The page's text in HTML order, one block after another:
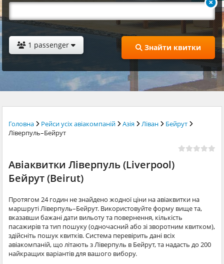
1 passenger Знайти квитки
Головна Рейси усіх авіакомпаній Азія Ліван
Бейрут
Ліверпуль–Бейрут
Авіаквитки Ліверпуль (Liverpool)
Бейрут (Beirut)
Протягом 24 годин не знайдено жодної ціни на авіаквитки на
маршруті Ліверпуль–Бейрут. Використовуйте форму вище та,
вказавши бажані дати вильоту та повернення, кількість
пасажирів та тип пошуку (одночасний або зі зворотним квитком),
здійсніть пошук квитків. Система перевірить дані всіх
авіакомпаній, що літають з Ліверпуль в Бейрут, та надасть до 200
найкращих варіантів для вашого вибору.